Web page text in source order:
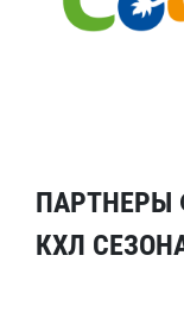
ПАРТНЕРЫ
КХЛ